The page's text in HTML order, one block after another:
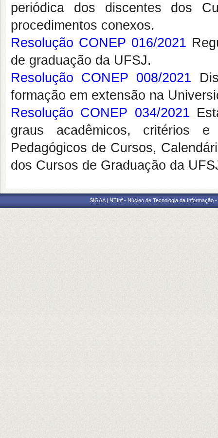
periódica dos discentes dos
procedimentos conexos.
Resolução CONEP 016/2021
de graduação da UFSJ.
Resolução CONEP 008/2021
formação em extensão na
Resolução CONEP 034/2021
graus acadêmicos, critérios
Pedagógicos de Cursos,
dos Cursos de Graduação da
SIGAA | NTInf - Núcleo de Tecnologia da